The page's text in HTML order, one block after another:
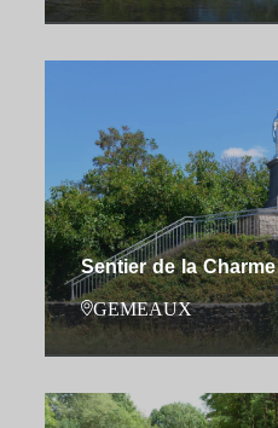
Sentier de la Charme
GEMEAUX